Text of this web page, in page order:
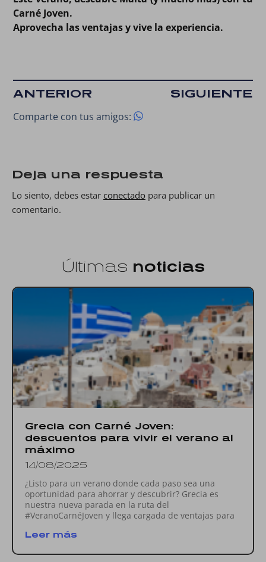
Carné Joven.
Aprovecha las ventajas y vive la experiencia.
ANTERIOR SIGUIENTE
Comparte con tus amigos:
Deja una respuesta
Lo siento, debes estar conectado para publicar un
comentario.
Últimas noticias
Grecia con Carné Joven:
descuentos para vivir el verano al
máximo
14/08/2025
¿Listo para un verano donde cada paso sea una
oportunidad para ahorrar y descubrir? Grecia es
nuestra nueva parada en la ruta del
#VeranoCarnéJoven y llega cargada de ventajas para
Leer más